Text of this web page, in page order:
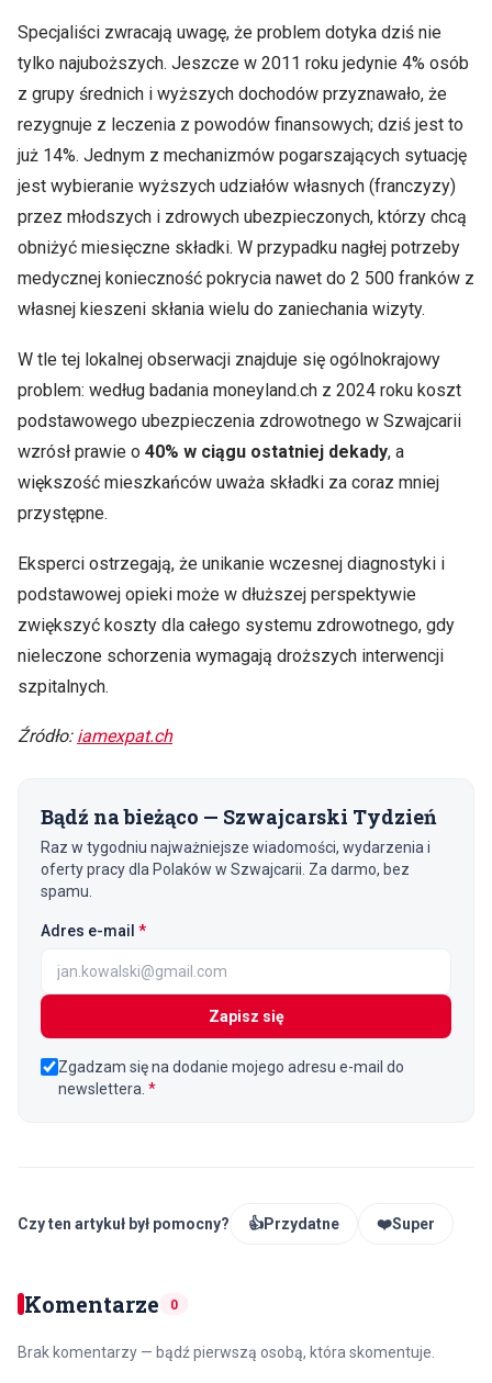
Specjaliści zwracają uwagę, że problem dotyka dziś nie
tylko najuboższych. Jeszcze w 2011 roku jedynie 4% osób
z grupy średnich i wyższych dochodów przyznawało, że
rezygnuje z leczenia z powodów finansowych; dziś jest to
już 14%. Jednym z mechanizmów pogarszających sytuację
jest wybieranie wyższych udziałów własnych (franczyzy)
przez młodszych i zdrowych ubezpieczonych, którzy chcą
obniżyć miesięczne składki. W przypadku nagłej potrzeby
medycznej konieczność pokrycia nawet do 2 500 franków z
własnej kieszeni skłania wielu do zaniechania wizyty.
W tle tej lokalnej obserwacji znajduje się ogólnokrajowy
problem: według badania moneyland.ch z 2024 roku koszt
podstawowego ubezpieczenia zdrowotnego w Szwajcarii
wzrósł prawie o 40% w ciągu ostatniej dekady, a
większość mieszkańców uważa składki za coraz mniej
przystępne.
Eksperci ostrzegają, że unikanie wczesnej diagnostyki i
podstawowej opieki może w dłuższej perspektywie
zwiększyć koszty dla całego systemu zdrowotnego, gdy
nieleczone schorzenia wymagają droższych interwencji
szpitalnych.
Źródło: iamexpat.ch
Bądź na bieżąco — Szwajcarski Tydzień
Raz w tygodniu najważniejsze wiadomości, wydarzenia i
oferty pracy dla Polaków w Szwajcarii. Za darmo, bez
spamu.
Adres e-mail *(wymagane)
Zapisz się
Zgadzam się na dodanie mojego adresu e-mail do
newslettera. *
Czy ten artykuł był pomocny? 👍Przydatne ❤️Super
Komentarze 0
Brak komentarzy — bądź pierwszą osobą, która skomentuje.